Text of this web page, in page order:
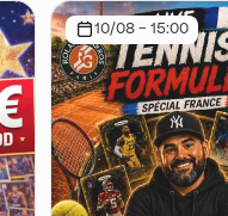
10/08 - 15:00